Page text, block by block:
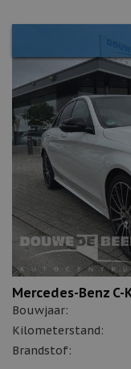
Bouwjaar:
Kilometerstand:
Brandstof: